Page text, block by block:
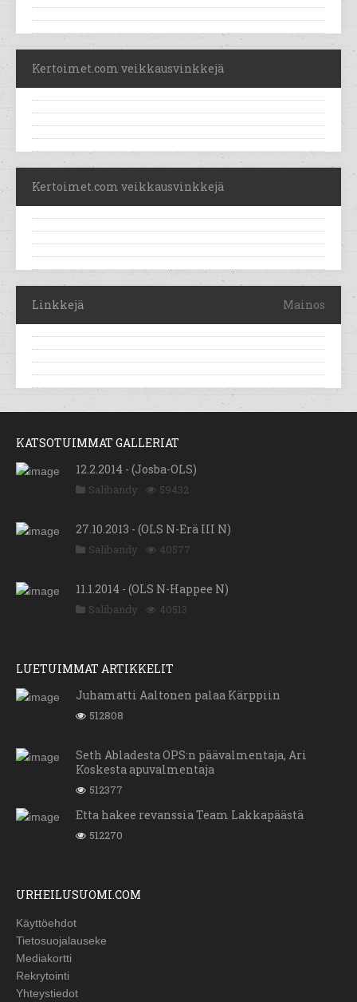
Kertoimet.com veikkausvinkkejä
Kertoimet.com veikkausvinkkejä
Linkkejä Mainos
KATSOTUIMMAT GALLERIAT
12.2.2014 - (Josba-OLS)
Salibandy 59432
27.10.2013 - (OLS N-Erä III N)
Salibandy 40577
11.1.2014 - (OLS N-Happee N)
Salibandy 40513
LUETUIMMAT ARTIKKELIT
Juhamatti Aaltonen palaa Kärppiin
512808
Seth Abladesta OPS:n päävalmentaja, Ari
Koskesta apuvalmentaja
512377
Etta hakee revanssia Team Lakkapäästä
512270
URHEILUSUOMI.COM
Käyttöehdot
Tietosuojalauseke
Mediakortti
Rekrytointi
Yhteystiedot